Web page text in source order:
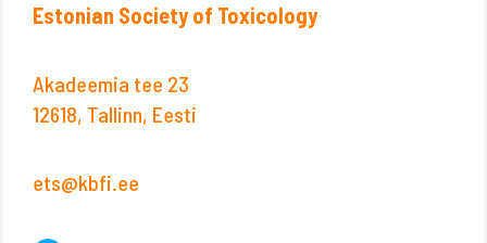
Estonian Society of Toxicology
Akadeemia tee 23
12618, Tallinn, Eesti
ets@kbfi.ee